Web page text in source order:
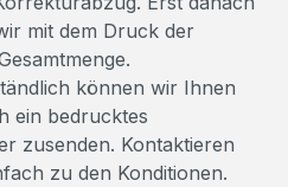
mit dem Druck der
können wir Ihnen
ein bedrucktes
zusenden. Kontaktieren
zu den Konditionen.